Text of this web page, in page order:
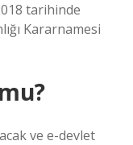
tarihinde
Kararnamesi
ve e-devlet